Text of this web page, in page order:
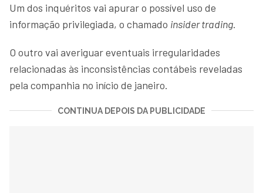
Um dos inquéritos vai apurar o possível uso de
informação privilegiada, o chamado insider trading.
O outro vai averiguar eventuais irregularidades
relacionadas às inconsistências contábeis reveladas
pela companhia no início de janeiro.
CONTINUA DEPOIS DA PUBLICIDADE